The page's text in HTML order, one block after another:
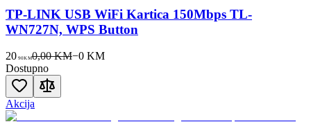
TP-LINK USB WiFi Kartica 150Mbps TL-
WN727N, WPS Button
20 90KM0,00 KM−0KM
Dostupno
Akcija